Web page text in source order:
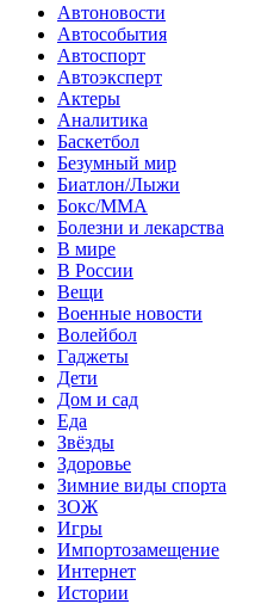
Автоновости
Автособытия
Автоспорт
Автоэксперт
Актеры
Аналитика
Баскетбол
Безумный мир
Биатлон/Лыжи
Бокс/MMA
Болезни и лекарства
В мире
В России
Вещи
Военные новости
Волейбол
Гаджеты
Дети
Дом и сад
Еда
Звёзды
Здоровье
Зимние виды спорта
ЗОЖ
Игры
Импортозамещение
Интернет
Истории